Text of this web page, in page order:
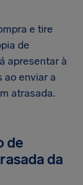
e tire
de
apresentar à
ao enviar a
atrasada.
de
da